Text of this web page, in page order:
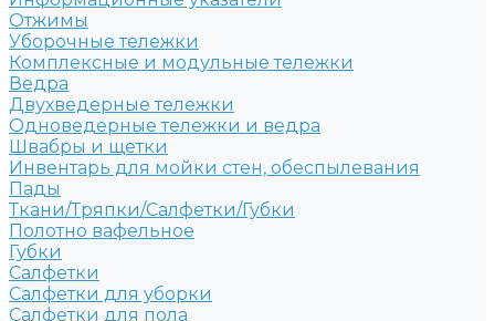
Отжимы
Уборочные тележки
Комплексные и модульные тележки
Ведра
Двухведерные тележки
Одноведерные тележки и ведра
Швабры и щетки
Инвентарь для мойки стен, обеспылевания
Пады
Ткани/Тряпки/Салфетки/Губки
Полотно вафельное
Губки
Салфетки
Салфетки для уборки
Салфетки для пола